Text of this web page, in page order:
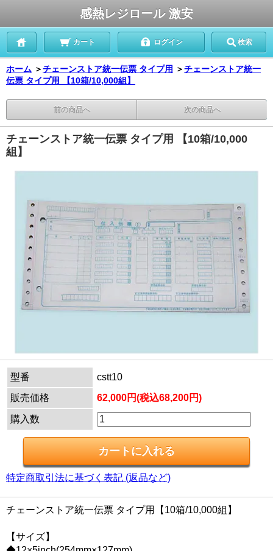
感熱レジロール 激安
カート ログイン 検索
ホーム ＞チェーンストア統一伝票 タイプ用 ＞チェーンストア統一
伝票 タイプ用 【10箱/10,000組】
前の商品へ 次の商品へ
チェーンストア統一伝票 タイプ用 【10箱/10,000
組】
型番
cstt10
販売価格
62,000円(税込68,200円)
購入数
特定商取引法に基づく表記 (返品など)
チェーンストア統一伝票 タイプ用【10箱/10,000組】
【サイズ】